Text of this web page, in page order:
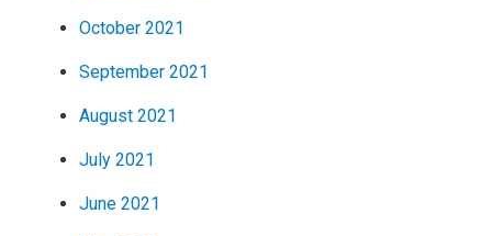
October 2021
September 2021
August 2021
July 2021
June 2021